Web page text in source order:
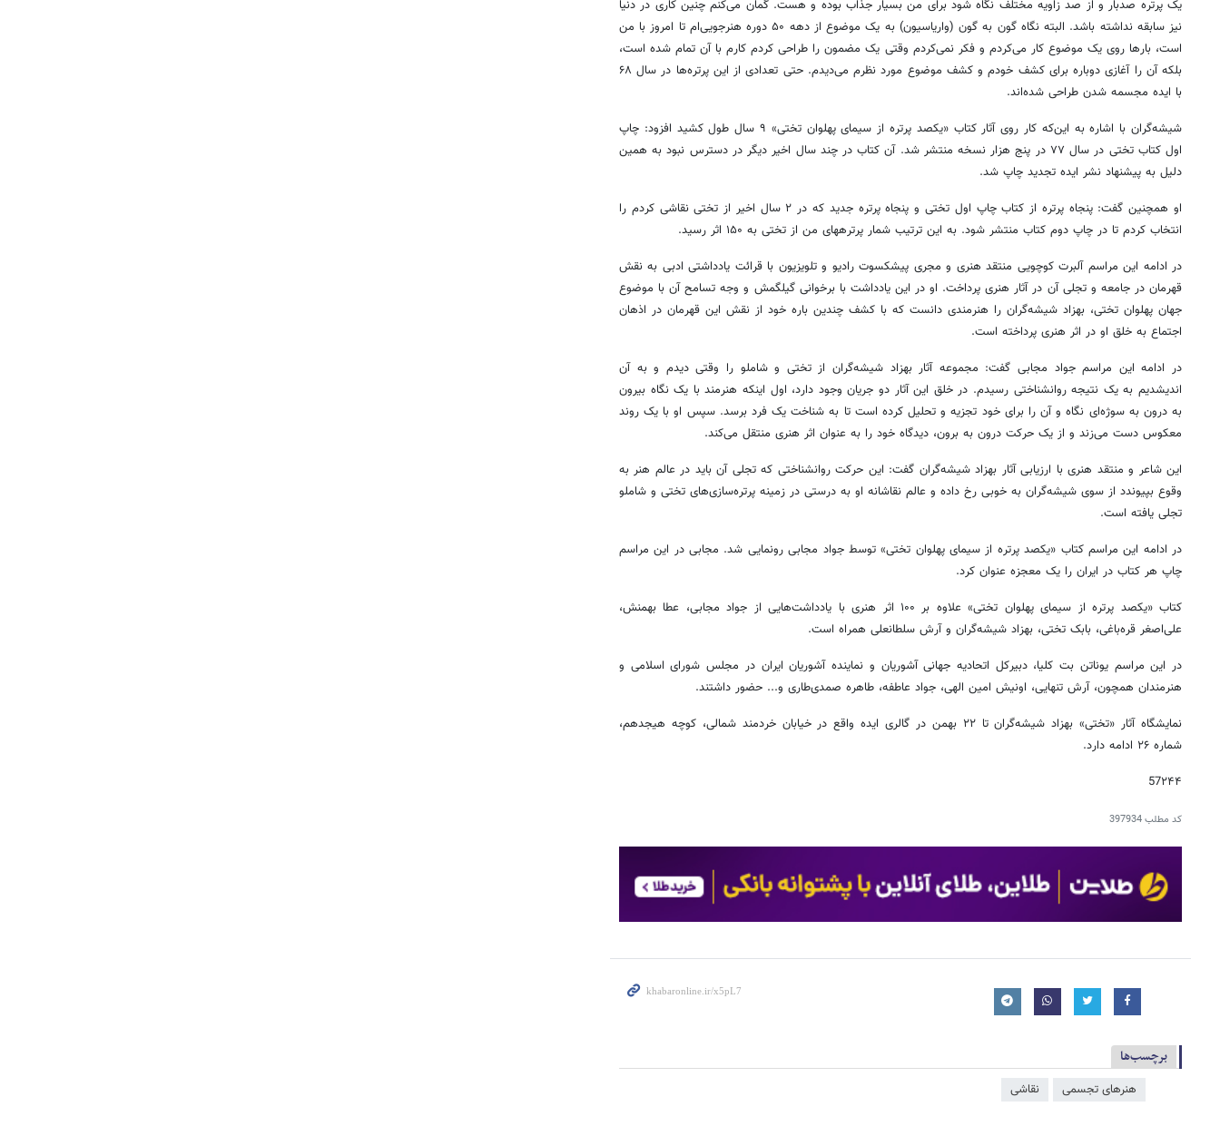
یک پرتره صدبار و از صد زاویه مختلف نگاه شود برای من بسیار جذاب بوده و هست. گمان می‌کنم چنین کاری در دنیا
نیز سابقه نداشته باشد. البته نگاه گون به گون (واریاسیون) به یک موضوع از دهه ۵۰ دوره هنرجویی‌ام تا امروز با من
است، بار‌ها روی یک موضوع کار می‌کردم و فکر نمی‌کردم وقتی یک مضمون را طراحی کردم کارم با آن تمام شده است،
بلکه آن را آغازی دوباره برای کشف خودم و کشف موضوع مورد نظرم می‌دیدم. حتی تعدادی از این پرتره‌ها در سال ۶۸
با ایده مجسمه شدن طراحی شده‌اند.
شیشه‌گران با اشاره به این‌که کار روی آثار کتاب «یکصد پرتره از سیمای پهلوان تختی» ۹ سال طول کشید افزود: چاپ
اول کتاب تختی در سال ۷۷ در پنج هزار نسخه منتشر شد. آن کتاب در چند سال اخیر دیگر در دسترس نبود به همین
دلیل به پیشنهاد نشر ایده تجدید چاپ شد.
او همچنین گفت: پنجاه پرتره از کتاب چاپ اول تختی و پنجاه پرتره جدید که در ۲ سال اخیر از تختی نقاشی کردم را
انتخاب کردم تا در چاپ دوم کتاب منتشر شود. به این ترتیب شمار پرتره‎های من از تختی به ۱۵۰ اثر رسید.
در ادامه این مراسم آلبرت کوچویی منتقد هنری و مجری پیشکسوت رادیو و تلویزیون با قرائت یادداشتی ادبی به نقش
قهرمان در جامعه و تجلی آن در آثار هنری پرداخت. او در این یادداشت با برخوانی گیلگمش و وجه تسامح آن با موضوع
جهان پهلوان تختی، بهزاد شیشه‌گران را هنرمندی دانست که با کشف چندین باره خود از نقش این قهرمان در اذهان
اجتماع به خلق او در اثر هنری پرداخته است.
در ادامه این مراسم جواد مجابی گفت: مجموعه آثار بهزاد شیشه‌گران از تختی و شاملو را وقتی دیدم و به آن
اندیشدیم به یک نتیجه روانشناختی رسیدم. در خلق این آثار دو جریان وجود دارد، اول اینکه هنرمند با یک نگاه بیرون
به درون به سوژه‌ای نگاه و آن را برای خود تجزیه و تحلیل کرده است تا به شناخت یک فرد برسد. سپس او با یک روند
معکوس دست می‌زند و از یک حرکت درون به برون، دیدگاه خود را به عنوان اثر هنری منتقل می‌کند.
این شاعر و منتقد هنری با ارزیابی آثار بهزاد شیشه‌گران گفت: این حرکت روانشناختی که تجلی آن باید در عالم هنر به
وقوع بپیوندد از سوی شیشه‌گران به خوبی رخ داده و عالم نقاشانه او به درستی در زمینه پرتره‌سازی‌های تختی و شاملو
تجلی یافته است.
در ادامه این مراسم کتاب «یکصد پرتره از سیمای پهلوان تختی» توسط جواد مجابی رونمایی شد. مجابی در این مراسم
چاپ هر کتاب در ایران را یک معجزه عنوان کرد.
کتاب «یکصد پرتره از سیمای پهلوان تختی» علاوه بر ۱۰۰ اثر هنری با یادداشت‌هایی از جواد مجابی، عطا بهمنش،
علی‌اصغر قره‌باغی، بابک تختی، بهزاد شیشه‌گران و آرش سلطانعلی همراه است.
در این مراسم یوناتن بت کلیا، دبیرکل اتحادیه جهانی آشوریان و نماینده آشوریان ایران در مجلس شورای اسلامی و
هنرمندان همچون، آرش تنهایی، اونیش امین الهی، جواد عاطفه، طاهره صمدی‌طاری و... حضور داشتند.
نمایشگاه آثار «تختی» بهزاد شیشه‌گران تا ۲۲ بهمن‌ در گالری ایده واقع در خیابان خردمند شمالی، کوچه هیجدهم،
شماره ۲۶ ادامه دارد.
57۲۴۴
کد مطلب397934
برچسب‌ها
هنرهای تجسمی نقاشی